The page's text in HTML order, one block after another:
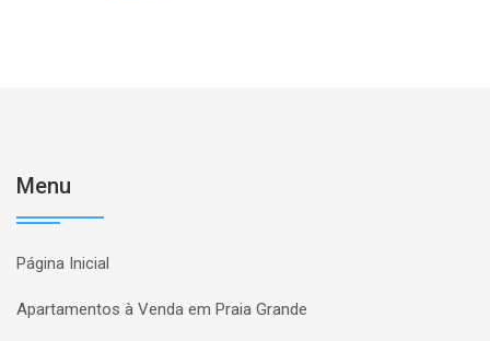
Menu
Página Inicial
Apartamentos à Venda em Praia Grande